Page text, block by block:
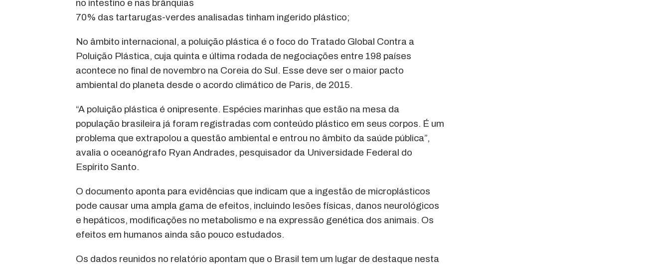
no intestino e nas brânquias
70% das tartarugas-verdes analisadas tinham ingerido plástico;
No âmbito internacional, a poluição plástica é o foco do Tratado Global Contra a
Poluição Plástica, cuja quinta e última rodada de negociações entre 198 países
acontece no final de novembro na Coreia do Sul. Esse deve ser o maior pacto
ambiental do planeta desde o acordo climático de Paris, de 2015.
“A poluição plástica é onipresente. Espécies marinhas que estão na mesa da
população brasileira já foram registradas com conteúdo plástico em seus corpos. É um
problema que extrapolou a questão ambiental e entrou no âmbito da saúde pública”,
avalia o oceanógrafo Ryan Andrades, pesquisador da Universidade Federal do
Espírito Santo.
O documento aponta para evidências que indicam que a ingestão de microplásticos
pode causar uma ampla gama de efeitos, incluindo lesões físicas, danos neurológicos
e hepáticos, modificações no metabolismo e na expressão genética dos animais. Os
efeitos em humanos ainda são pouco estudados.
Os dados reunidos no relatório apontam que o Brasil tem um lugar de destaque nesta